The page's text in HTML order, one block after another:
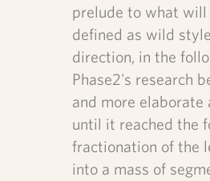
prelude to what will
defined as wild
direction, in the
Phase2's research
and more elaborate
until it reached the
fractionation of the
into a mass of